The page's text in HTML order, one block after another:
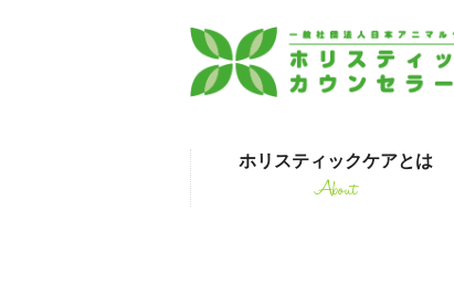
ホリスティックケアとは
About